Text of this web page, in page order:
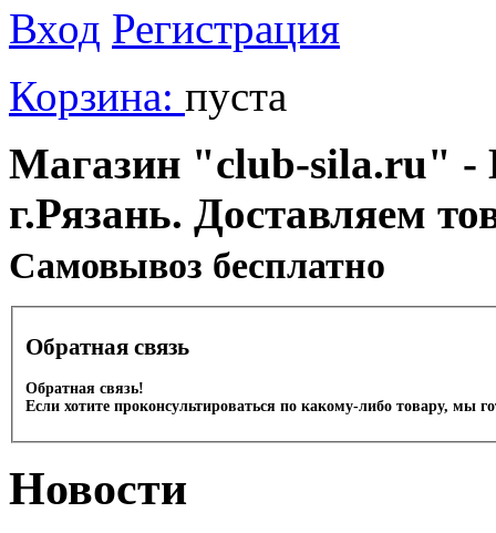
Вход Регистрация
Корзина: пуста
Магазин "club-sila.ru" -
г.Рязань. Доставляем
Cамовывоз бесплатно
Обратная связь
Обратная связь!
Если хотите проконсультироваться по какому-либо товару, мы
Новости